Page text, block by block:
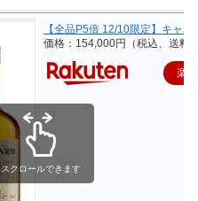
【全品P5倍 12/10限定】キャ
価格：154,000円（税込、送料
楽
スクロールできます